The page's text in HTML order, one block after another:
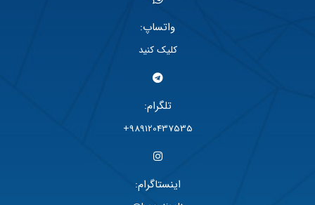
واتساپ:
کلیک کنید
تلگرام:
989120437535+
اینستاگرام: